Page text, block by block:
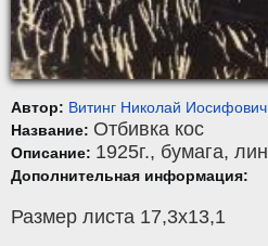
Автор: Витинг Николай Иосифович
Название: Отбивка кос
Описание: 1925г., бумага,
Дополнительная информация:
Размер листа 17,3х13,1